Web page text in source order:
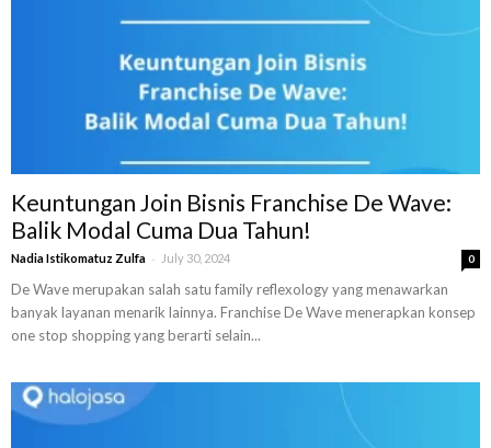
Keuntungan Join Bisnis Franchise De Wave:
Balik Modal Cuma Dua Tahun!
Nadia Istikomatuz Zulfa - July 30, 2024 0
De Wave merupakan salah satu family reflexology yang menawarkan
banyak layanan menarik lainnya. Franchise De Wave menerapkan konsep
one stop shopping yang berarti selain...